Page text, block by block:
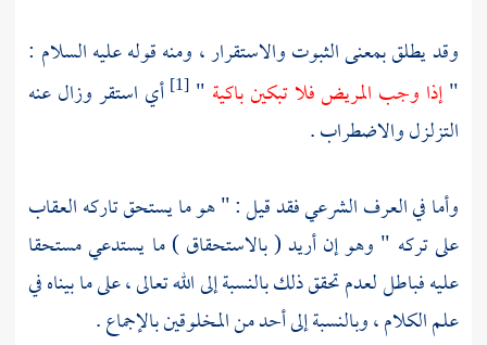
وقد يطلق بمعنى الثبوت والاستقرار ، ومنه قوله عليه السلام :
"إذا وجب المريض فلا تبكين باكية "
[1]
أي استقر وزال عنه
التزلزل والاضطراب .
وأما في العرف الشرعي فقد قيل : " هو ما يستحق تاركه العقاب
على تركه " وهو إن أريد ( بالاستحقاق ) ما يستدعي مستحقا
عليه فباطل لعدم تحقق ذلك بالنسبة إلى الله تعالى ، على ما بيناه في
علم الكلام ، وبالنسبة إلى أحد من المخلوقين بالإجماع .